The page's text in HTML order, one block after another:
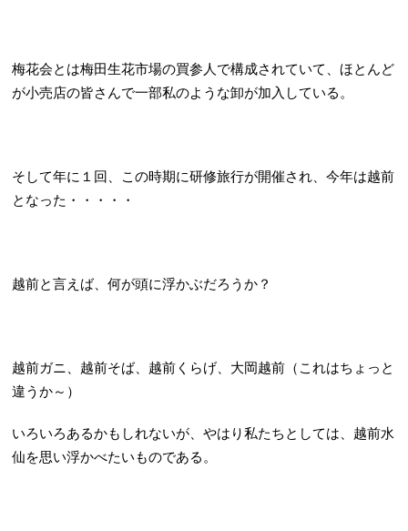
梅花会とは梅田生花市場の買参人で構成されていて、ほとんど
が小売店の皆さんで一部私のような卸が加入している。
そして年に１回、この時期に研修旅行が開催され、今年は越前
となった・・・・・
越前と言えば、何が頭に浮かぶだろうか？
越前ガニ、越前そば、越前くらげ、大岡越前（これはちょっと
違うか～）
いろいろあるかもしれないが、やはり私たちとしては、越前水
仙を思い浮かべたいものである。